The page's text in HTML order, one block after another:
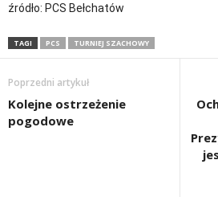
źródło: PCS Bełchatów
TAGI PCS TURNIEJ SZACHOWY
Poprzedni artykuł
Kolejne ostrzeżenie
pogodowe